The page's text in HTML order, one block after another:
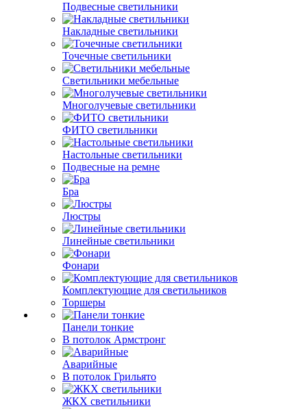
Подвесные светильники
Накладные светильники
Точечные светильники
Светильники мебельные
Многолучевые светильники
ФИТО светильники
Настольные светильники
Подвесные на ремне
Бра
Люстры
Линейные светильники
Фонари
Комплектующие для светильников
Торшеры
Панели тонкие
В потолок Армстронг
Аварийные
В потолок Грильято
ЖКХ светильники